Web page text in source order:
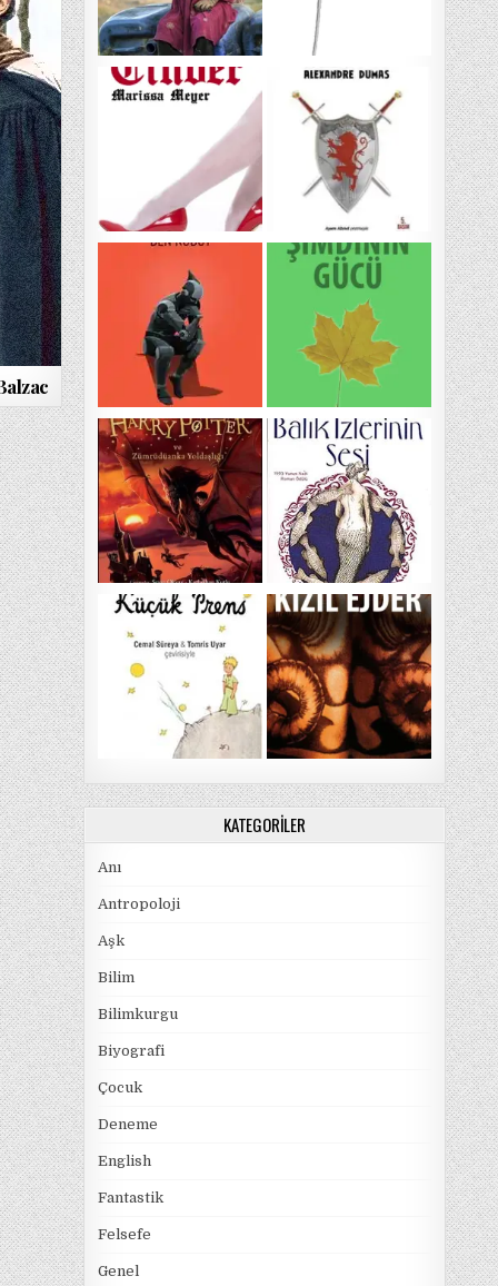
KATEGORILER
Anı
Antropoloji
Aşk
Bilim
Bilimkurgu
Biyografi
Çocuk
Deneme
English
Fantastik
Felsefe
Genel